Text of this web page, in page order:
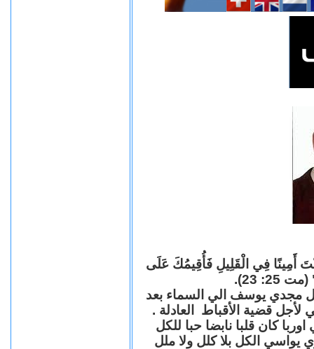
أَمِينًا فِي الْقَلِيلِ فَأُقِيمُكَ عَلَى
23).
مجدي يوسف الي السماء بعد
قضية الأقباط العادلة .
كان قلبا نابضا حبا للكل
يواسي الكل بلا كلل ولا ملل